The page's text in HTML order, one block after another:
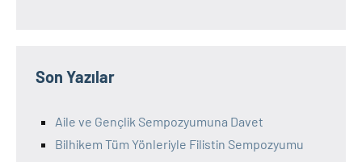
Son Yazılar
Aile ve Gençlik Sempozyumuna Davet
Bilhikem Tüm Yönleriyle Filistin Sempozyumu